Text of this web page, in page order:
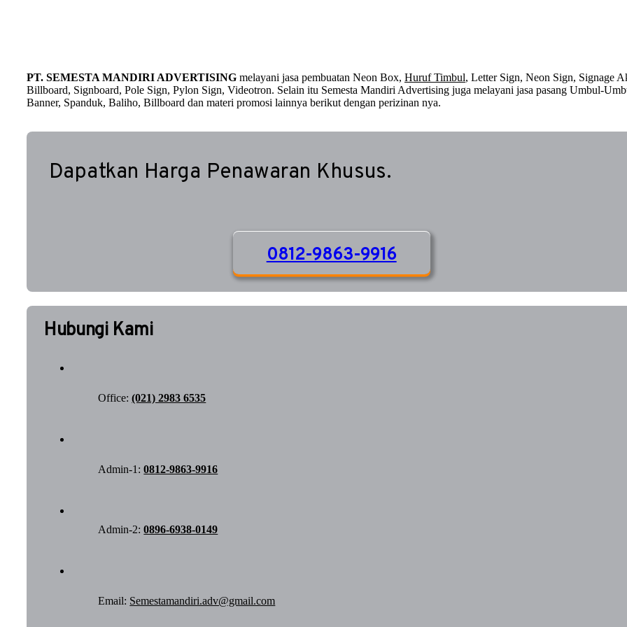
PT. SEMESTA MANDIRI ADVERTISINGmelayani jasa pembuatan Neon Box, Huruf Timbul, Letter Sign, Neon Sign, Signage
Billboard, Signboard, Pole Sign, Pylon Sign, Videotron. Selain itu Semesta Mandiri Advertising juga melayani jasa pasang Umbul-
Banner, Spanduk, Baliho, Billboard dan materi promosi lainnya berikut dengan perizinan nya.
Dapatkan Harga Penawaran Khusus.
0812-9863-9916
Hubungi Kami
Office:(021) 2983 6535
Admin-1:0812-9863-9916
Admin-2:0896-6938-0149
Email: Semestamandiri.adv@gmail.com